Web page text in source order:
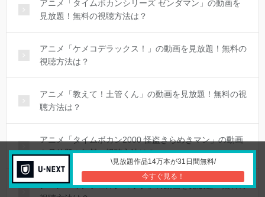
アニメ「タイムボカンシリーズ ゼンダマン」の動画を
見放題！無料の視聴方法は？
アニメ「ケメコデラックス！」の動画を見放題！無料の
視聴方法は？
アニメ「教えて！土管くん」の動画を見放題！無料の視
聴方法は？
アニメ「タイムボカン2000 怪盗きらめきマン」の動画
を見放題！無料の視聴方法は？
アニメ「インフェルノコップ」の動画を見放題！無料の
\見放題作品14万本が31日間無料/
今すぐ見る！